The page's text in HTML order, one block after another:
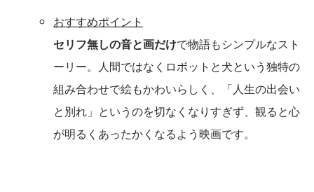
おすすめポイント
セリフ無しの音と画だけで物語もシンプルなスト
ーリー。人間ではなくロボットと犬という独特の
組み合わせで絵もかわいらしく、「人生の出会い
と別れ」というのを切なくなりすぎず、観ると心
が明るくあったかくなるよう映画です。